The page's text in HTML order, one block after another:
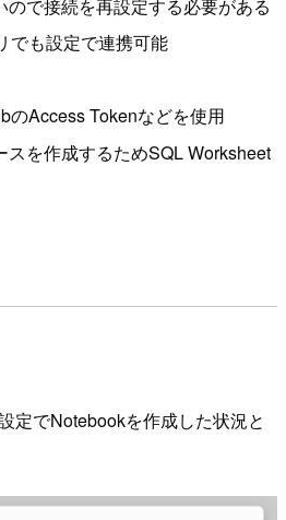
ので接続を再設定する必要がある
でも設定で連携可能
のAccess Tokenなどを使用
スを作成するためSQL Worksheet
定でNotebookを作成した状況と